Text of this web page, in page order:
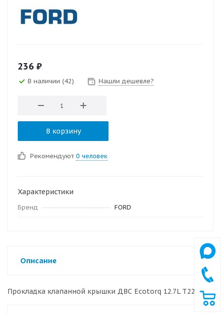
236 ₽
В наличии (42) Нашли дешевле?
В корзину
Рекомендуют 0 человек
Характеристики
Бренд FORD
Описание
Прокладка клапанной крышки ДВС Ecotorq 12.7L T226830